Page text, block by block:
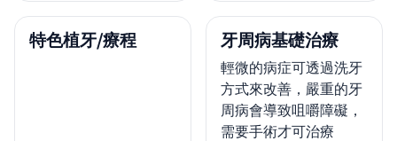
特色植牙/療程 牙周病基礎治療
輕微的病症可透過洗牙
方式來改善，嚴重的牙
周病會導致咀嚼障礙，
需要手術才可治療